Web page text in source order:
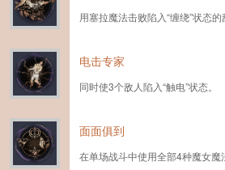
用塞拉魔法击败陷入“缠绕”状态的
电击专家
同时使3个敌人陷入“触电”状态。
面面俱到
在单场战斗中使用全部4种魔女魔